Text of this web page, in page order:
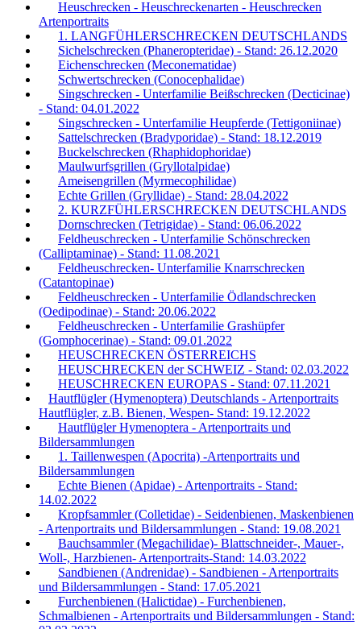
Heuschrecken - Heuschreckenarten - Heuschrecken
Artenportraits
1. LANGFÜHLERSCHRECKEN DEUTSCHLANDS
Sichelschrecken (Phaneropteridae) - Stand: 26.12.2020
Eichenschrecken (Meconematidae)
Schwertschrecken (Conocephalidae)
Singschrecken - Unterfamilie Beißschrecken (Decticinae)
- Stand: 04.01.2022
Singschrecken - Unterfamilie Heupferde (Tettigoniinae)
Sattelschrecken (Bradyporidae) - Stand: 18.12.2019
Buckelschrecken (Rhaphidophoridae)
Maulwurfsgrillen (Gryllotalpidae)
Ameisengrillen (Myrmecophilidae)
Echte Grillen (Gryllidae) - Stand: 28.04.2022
2. KURZFÜHLERSCHRECKEN DEUTSCHLANDS
Dornschrecken (Tetrigidae) - Stand: 06.06.2022
Feldheuschrecken - Unterfamilie Schönschrecken
(Calliptaminae) - Stand: 11.08.2021
Feldheuschrecken- Unterfamilie Knarrschrecken
(Catantopinae)
Feldheuschrecken - Unterfamilie Ödlandschrecken
(Oedipodinae) - Stand: 20.06.2022
Feldheuschrecken - Unterfamilie Grashüpfer
(Gomphocerinae) - Stand: 09.01.2022
HEUSCHRECKEN ÖSTERREICHS
HEUSCHRECKEN der SCHWEIZ - Stand: 02.03.2022
HEUSCHRECKEN EUROPAS - Stand: 07.11.2021
Hautflügler (Hymenoptera) Deutschlands - Artenportraits
Hautflügler, z.B. Bienen, Wespen- Stand: 19.12.2022
Hautflügler Hymenoptera - Artenportraits und
Bildersammlungen
1. Taillenwespen (Apocrita) -Artenportraits und
Bildersammlungen
Echte Bienen (Apidae) - Artenportraits - Stand:
14.02.2022
Kropfsammler (Colletidae) - Seidenbienen, Maskenbienen
- Artenportraits und Bildersammlungen - Stand: 19.08.2021
Bauchsammler (Megachilidae)- Blattschneider-, Mauer-,
Woll-, Harzbienen- Artenportraits-Stand: 14.03.2022
Sandbienen (Andrenidae) - Sandbienen - Artenportraits
und Bildersammlungen - Stand: 17.05.2021
Furchenbienen (Halictidae) - Furchenbienen,
Schmalbienen - Artenportraits und Bildersammlungen - Stand: